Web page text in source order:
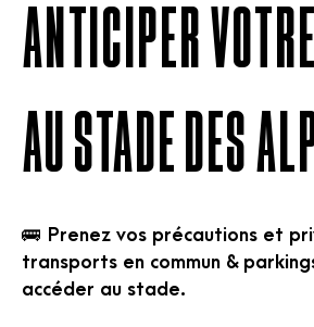
ANTICIPER
AU STADE DES
🚌 Prenez vos précautions et
transports en commun &
accéder au stade.